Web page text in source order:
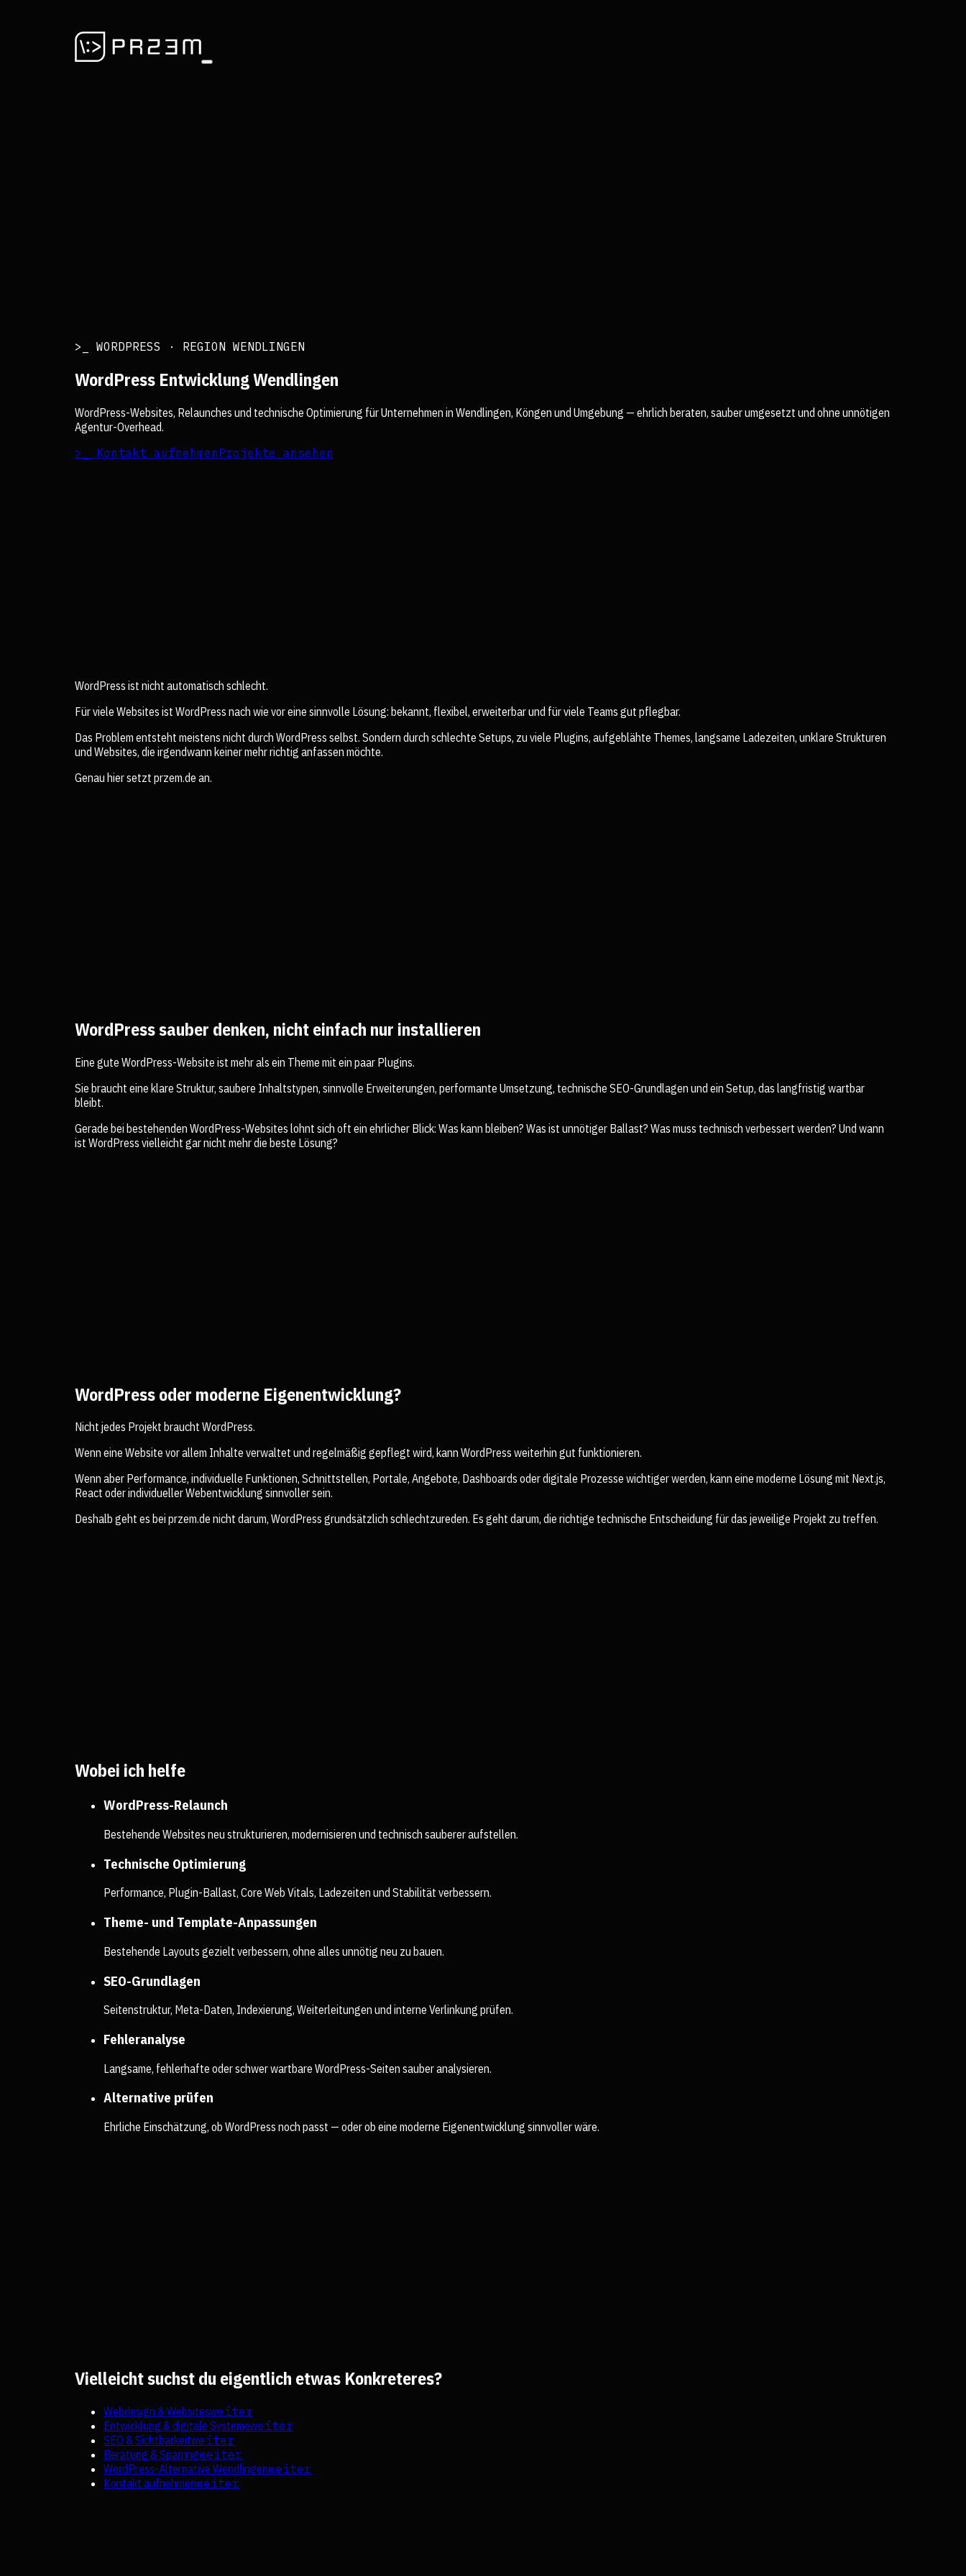
>_ WORDPRESS · REGION WENDLINGEN
WordPress Entwicklung Wendlingen
WordPress-Websites, Relaunches und technische Optimierung für Unternehmen in Wendlingen, Köngen und Umgebung — ehrlich beraten, sauber umgesetzt und ohne unnötigen
Agentur-Overhead.
>_ Kontakt aufnehmenProjekte ansehen
WordPress ist nicht automatisch schlecht.
Für viele Websites ist WordPress nach wie vor eine sinnvolle Lösung: bekannt, flexibel, erweiterbar und für viele Teams gut pflegbar.
Das Problem entsteht meistens nicht durch WordPress selbst. Sondern durch schlechte Setups, zu viele Plugins, aufgeblähte Themes, langsame Ladezeiten, unklare Strukturen
und Websites, die irgendwann keiner mehr richtig anfassen möchte.
Genau hier setzt przem.de an.
WordPress sauber denken, nicht einfach nur installieren
Eine gute WordPress-Website ist mehr als ein Theme mit ein paar Plugins.
Sie braucht eine klare Struktur, saubere Inhaltstypen, sinnvolle Erweiterungen, performante Umsetzung, technische SEO-Grundlagen und ein Setup, das langfristig wartbar
bleibt.
Gerade bei bestehenden WordPress-Websites lohnt sich oft ein ehrlicher Blick: Was kann bleiben? Was ist unnötiger Ballast? Was muss technisch verbessert werden? Und wann
ist WordPress vielleicht gar nicht mehr die beste Lösung?
WordPress oder moderne Eigenentwicklung?
Nicht jedes Projekt braucht WordPress.
Wenn eine Website vor allem Inhalte verwaltet und regelmäßig gepflegt wird, kann WordPress weiterhin gut funktionieren.
Wenn aber Performance, individuelle Funktionen, Schnittstellen, Portale, Angebote, Dashboards oder digitale Prozesse wichtiger werden, kann eine moderne Lösung mit Next.js,
React oder individueller Webentwicklung sinnvoller sein.
Deshalb geht es bei przem.de nicht darum, WordPress grundsätzlich schlechtzureden. Es geht darum, die richtige technische Entscheidung für das jeweilige Projekt zu treffen.
Wobei ich helfe
WordPress-Relaunch
Bestehende Websites neu strukturieren, modernisieren und technisch sauberer aufstellen.
Technische Optimierung
Performance, Plugin-Ballast, Core Web Vitals, Ladezeiten und Stabilität verbessern.
Theme- und Template-Anpassungen
Bestehende Layouts gezielt verbessern, ohne alles unnötig neu zu bauen.
SEO-Grundlagen
Seitenstruktur, Meta-Daten, Indexierung, Weiterleitungen und interne Verlinkung prüfen.
Fehleranalyse
Langsame, fehlerhafte oder schwer wartbare WordPress-Seiten sauber analysieren.
Alternative prüfen
Ehrliche Einschätzung, ob WordPress noch passt — oder ob eine moderne Eigenentwicklung sinnvoller wäre.
Vielleicht suchst du eigentlich etwas Konkreteres?
Webdesign & Websitesweiter
Entwicklung & digitale Systemeweiter
SEO & Sichtbarkeitweiter
Beratung & Sparringweiter
WordPress-Alternative Wendlingenweiter
Kontakt aufnehmenweiter